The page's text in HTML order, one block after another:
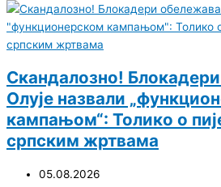
Скандалозно!
Олује назвали
кампањом“: Толико о
српским жртвама
05.08.2026